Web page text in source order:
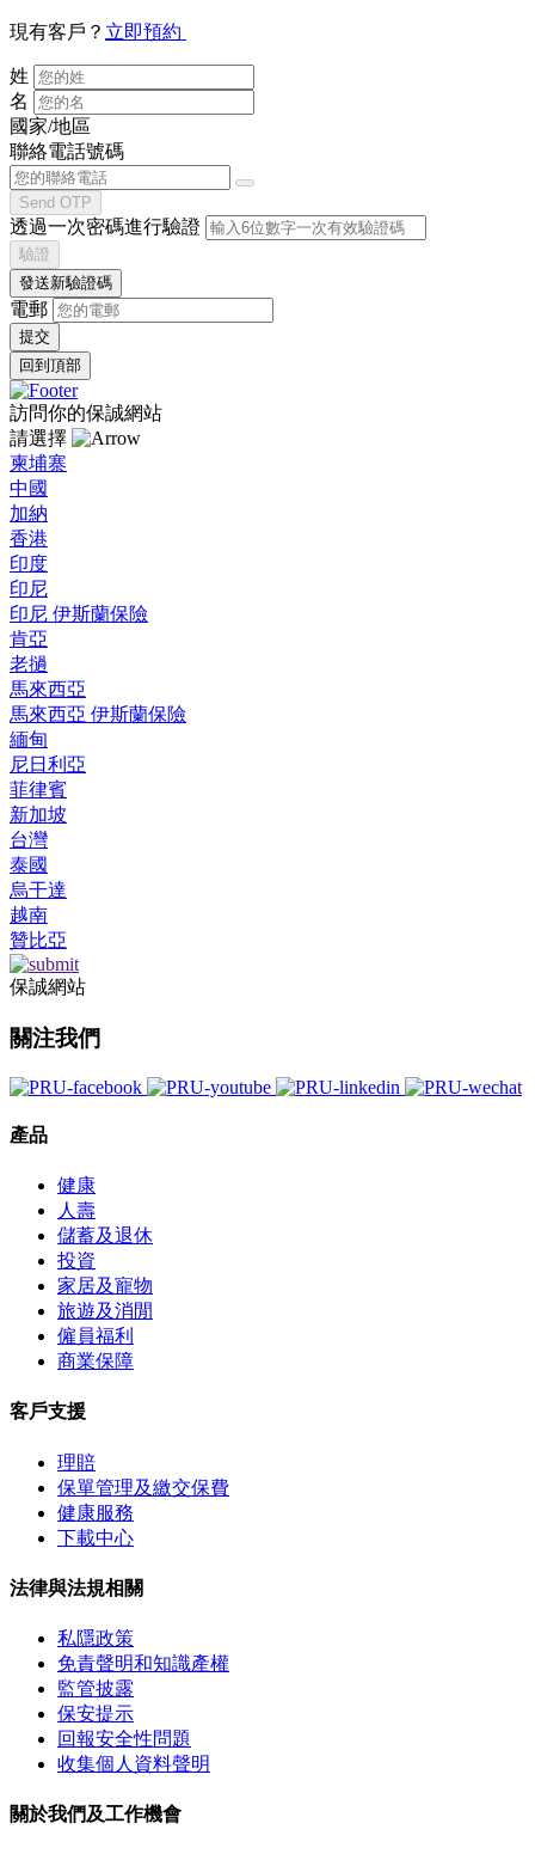
現有客戶？ 立即預約
姓
名
國家/地區
聯絡電話號碼
Send OTP
透過一次密碼進行驗證
驗證
發送新驗證碼
電郵
回到頂部
訪問你的保誠網站
請選擇
柬埔寨
中國
加納
香港
印度
印尼
印尼 伊斯蘭保險
肯亞
老撾
馬來西亞
馬來西亞 伊斯蘭保險
緬甸
尼日利亞
菲律賓
新加坡
台灣
泰國
烏干達
越南
贊比亞
保誠網站
關注我們
產品
健康
人壽
儲蓄及退休
投資
家居及寵物
旅遊及消閒
僱員福利
商業保障
客戶支援
理賠
保單管理及繳交保費
健康服務
下載中心
法律與法規相關
私隱政策
免責聲明和知識產權
監管披露
保安提示
回報安全性問題
收集個人資料聲明
關於我們及工作機會